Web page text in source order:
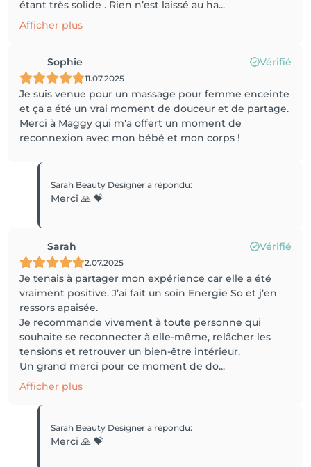
étant très solide . Rien n’est laissé au ha...
Afficher plus
Sophie Vérifié
11.07.2025
Je suis venue pour un massage pour femme enceinte
et ça a été un vrai moment de douceur et de partage.
Merci à Maggy qui m'a offert un moment de
reconnexion avec mon bébé et mon corps !
Sarah Beauty Designera répondu:
Merci 🙏 💝
Sarah Vérifié
2.07.2025
Je tenais à partager mon expérience car elle a été
vraiment positive. J’ai fait un soin Energie So et j’en
ressors apaisée.
Je recommande vivement à toute personne qui
souhaite se reconnecter à elle-même, relâcher les
tensions et retrouver un bien-être intérieur.
Un grand merci pour ce moment de do...
Afficher plus
Sarah Beauty Designera répondu:
Merci 🙏 💝